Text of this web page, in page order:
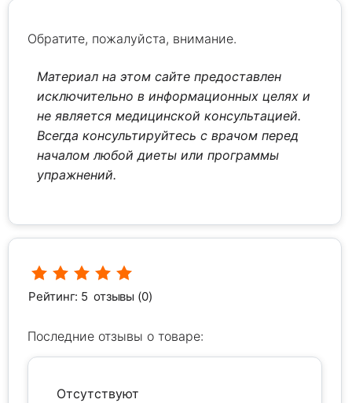
Обратите, пожалуйста, внимание.
Материал на этом сайте предоставлен
исключительно в информационных целях и
не является медицинской консультацией.
Всегда консультируйтесь с врачом перед
началом любой диеты или программы
упражнений.
Рейтинг: 5 отзывы (0)
Последние отзывы о товаре:
Отсутствуют